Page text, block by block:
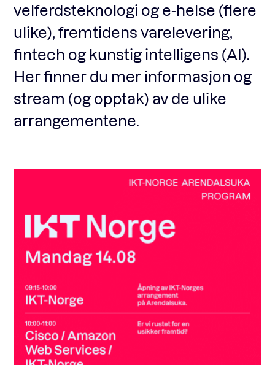
Arrangementer
Standardavtaler
Nyheter og meninger
velferdsteknologi og e-helse (flere
ulike), fremtidens varelevering,
fintech og kunstig intelligens (AI).
Her finner du mer informasjon og
stream (og opptak) av de ulike
arrangementene.